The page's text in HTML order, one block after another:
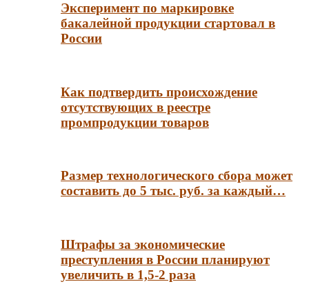
Эксперимент по маркировке
бакалейной продукции стартовал в
России
Как подтвердить происхождение
отсутствующих в реестре
промпродукции товаров
Размер технологического сбора может
составить до 5 тыс. руб. за каждый…
Штрафы за экономические
преступления в России планируют
увеличить в 1,5-2 раза